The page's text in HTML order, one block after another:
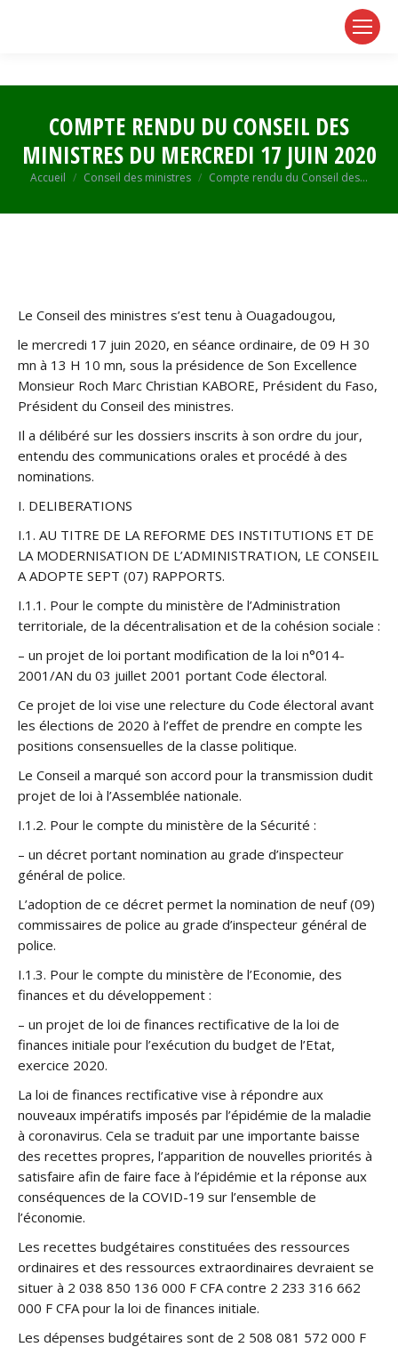
COMPTE RENDU DU CONSEIL DES
MINISTRES DU MERCREDI 17 JUIN 2020
Vous êtes ici :
Accueil Conseil des ministres Compte rendu du Conseil des…
Le Conseil des ministres s’est tenu à Ouagadougou,
le mercredi 17 juin 2020, en séance ordinaire, de 09 H 30
mn à 13 H 10 mn, sous la présidence de Son Excellence
Monsieur Roch Marc Christian KABORE, Président du Faso,
Président du Conseil des ministres.
Il a délibéré sur les dossiers inscrits à son ordre du jour,
entendu des communications orales et procédé à des
nominations.
I. DELIBERATIONS
I.1. AU TITRE DE LA REFORME DES INSTITUTIONS ET DE
LA MODERNISATION DE L’ADMINISTRATION, LE CONSEIL
A ADOPTE SEPT (07) RAPPORTS.
I.1.1. Pour le compte du ministère de l’Administration
territoriale, de la décentralisation et de la cohésion sociale :
– un projet de loi portant modification de la loi n°014-
2001/AN du 03 juillet 2001 portant Code électoral.
Ce projet de loi vise une relecture du Code électoral avant
les élections de 2020 à l’effet de prendre en compte les
positions consensuelles de la classe politique.
Le Conseil a marqué son accord pour la transmission dudit
projet de loi à l’Assemblée nationale.
I.1.2. Pour le compte du ministère de la Sécurité :
– un décret portant nomination au grade d’inspecteur
général de police.
L’adoption de ce décret permet la nomination de neuf (09)
commissaires de police au grade d’inspecteur général de
police.
I.1.3. Pour le compte du ministère de l’Economie, des
finances et du développement :
– un projet de loi de finances rectificative de la loi de
finances initiale pour l’exécution du budget de l’Etat,
exercice 2020.
La loi de finances rectificative vise à répondre aux
nouveaux impératifs imposés par l’épidémie de la maladie
à coronavirus. Cela se traduit par une importante baisse
des recettes propres, l’apparition de nouvelles priorités à
satisfaire afin de faire face à l’épidémie et la réponse aux
conséquences de la COVID-19 sur l’ensemble de
l’économie.
Les recettes budgétaires constituées des ressources
ordinaires et des ressources extraordinaires devraient se
situer à 2 038 850 136 000 F CFA contre 2 233 316 662
000 F CFA pour la loi de finances initiale.
Les dépenses budgétaires sont de 2 508 081 572 000 F